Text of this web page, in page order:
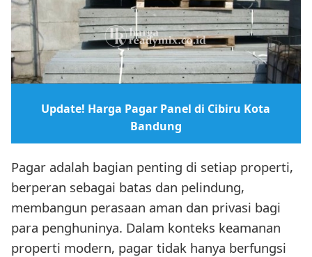
Update! Harga Pagar Panel di Cibiru Kota
Bandung
Pagar adalah bagian penting di setiap properti,
berperan sebagai batas dan pelindung,
membangun perasaan aman dan privasi bagi
para penghuninya. Dalam konteks keamanan
properti modern, pagar tidak hanya berfungsi